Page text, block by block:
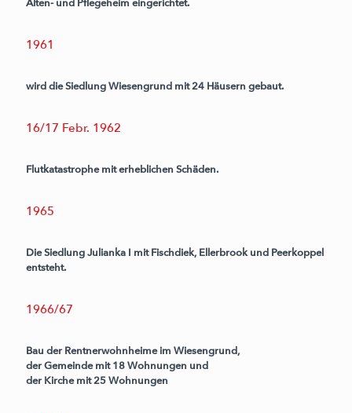
1961
wird die Siedlung Wiesengrund mit 24 Häusern gebaut.
16/17 Febr. 1962
Flutkatastrophe mit erheblichen Schäden.
1965
Die Siedlung Julianka I mit Fischdiek, Ellerbrook und Peerkoppel
entsteht.
1966/67
Bau der Rentnerwohnheime im Wiesengrund,
der Gemeinde mit 18 Wohnungen und
der Kirche mit 25 Wohnungen